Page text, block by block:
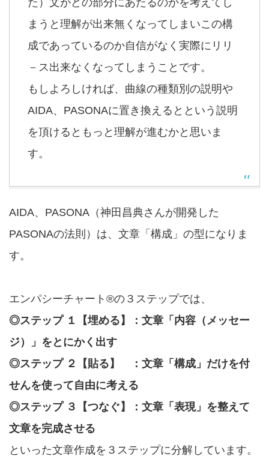
まうと理解が出来無くなってしまいこの構
成であっているのか自信がなく実際にリリ
－ス出来なくなってしまうことです。
もしよろしければ、曲線の種類別の説明や
AIDA、PASONAに置き換えるとという説明
を頂けるともっと理解が進むかと思いま
す。
AIDA、PASONA（神田昌典さんが開発した
PASONAの法則）は、文章「構成」の型になりま
す。
エンパシーチャート®の３ステップでは、
◎ステップ １【埋める】：文章「内容（メッセー
ジ）」をとにかく出す
◎ステップ ２【貼る】 ：文章「構成」だけを付
せんを使って自由に考える
◎ステップ ３【つなぐ】：文章「表現」を整えて
文章を完成させる
といった文章作成を３ステップに分解しています。